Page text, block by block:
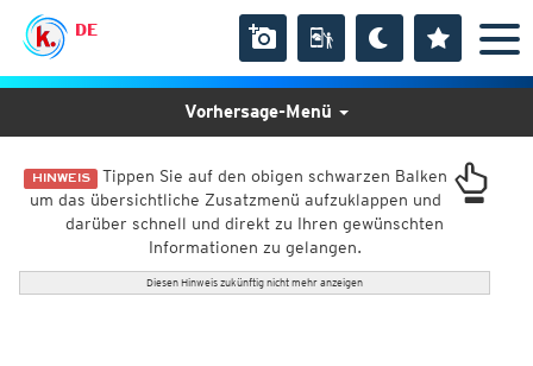
DE
HINWEIS Tippen Sie auf den obigen schwarzen Balken
um das übersichtliche Zusatzmenü aufzuklappen und
darüber schnell und direkt zu Ihren gewünschten
Informationen zu gelangen.
Diesen Hinweis zukünftig nicht mehr anzeigen
Vorhersage-Menü